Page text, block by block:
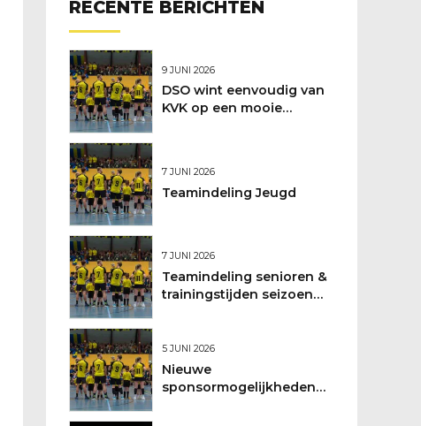
RECENTE BERICHTEN
9 JUNI 2026
DSO wint eenvoudig van
KVK op een mooie
7 JUNI 2026
Teamindeling Jeugd
7 JUNI 2026
Teamindeling senioren &
trainingstijden seizoen
5 JUNI 2026
Nieuwe
sponsormogelijkheden